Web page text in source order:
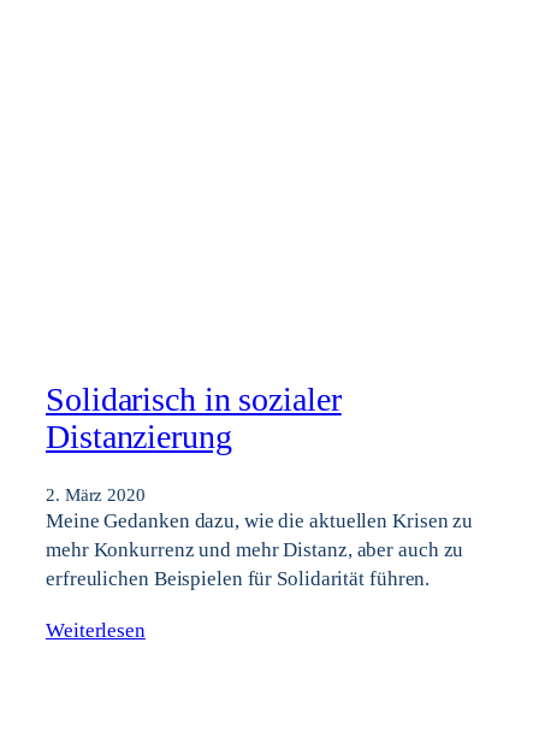
Solidarisch in sozialer
Distanzierung
2. März 2020
Meine Gedanken dazu, wie die aktuellen Krisen zu
mehr Konkurrenz und mehr Distanz, aber auch zu
erfreulichen Beispielen für Solidarität führen.
Weiterlesen